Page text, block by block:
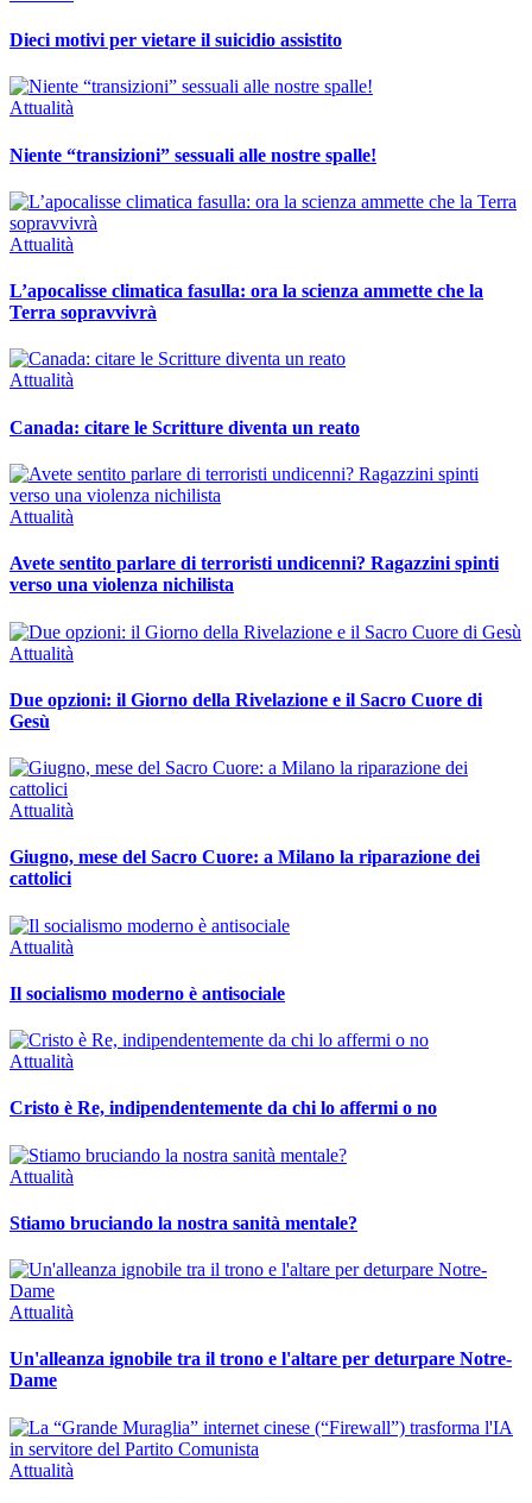
Dieci motivi per vietare il suicidio assistito
Attualità
Niente “transizioni” sessuali alle nostre spalle!
Attualità
L’apocalisse climatica fasulla: ora la scienza ammette che la
Terra sopravvivrà
Attualità
Canada: citare le Scritture diventa un reato
Attualità
Avete sentito parlare di terroristi undicenni? Ragazzini spinti
verso una violenza nichilista
Attualità
Due opzioni: il Giorno della Rivelazione e il Sacro Cuore di
Gesù
Attualità
Giugno, mese del Sacro Cuore: a Milano la riparazione dei
cattolici
Attualità
Il socialismo moderno è antisociale
Attualità
Cristo è Re, indipendentemente da chi lo affermi o no
Attualità
Stiamo bruciando la nostra sanità mentale?
Attualità
Un'alleanza ignobile tra il trono e l'altare per deturpare Notre-
Dame
Attualità